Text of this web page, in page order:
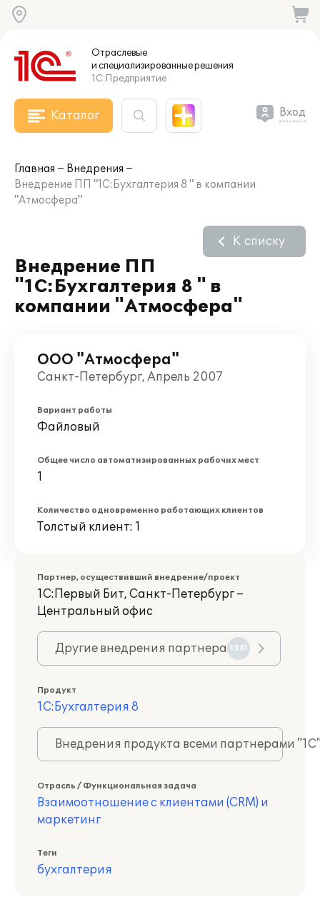
Отраслевые
и специализированныерешения
1С:Предприятие
Каталог Вход
Главная
Внедрения
Внедрение ПП "1С:Бухгалтерия 8 " в компании
"Атмосфера"
Внедрение ПП
"1С:Бухгалтерия 8 " в
компании "Атмосфера"
К списку
ООО "Атмосфера"
Санкт-Петербург, Апрель 2007
Вариант работы
Файловый
Общее число автоматизированных рабочих мест
1
Количество одновременно работающих клиентов
Толстый клиент: 1
Партнер, осуществивший внедрение/проект
1С:Первый Бит, Санкт-Петербург –
Центральный офис
Другие внедрения партнера 1581
Продукт
1С:Бухгалтерия 8
Внедрения продукта всеми партнерами
Отрасль / Функциональная задача
Взаимоотношение с клиентами (CRM) и
маркетинг
Теги
бухгалтерия